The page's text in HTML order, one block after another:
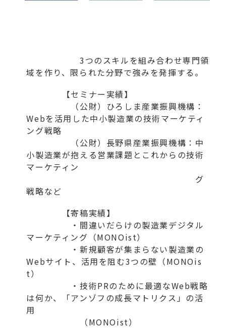
3つのスキルを組み合わせ専門領
域を作り、限られた分野で強みを発揮する。
【セミナー実績】
（公財）ひろしま産業振興機構：
Webを活用した中小製造業の技術マーケティ
ング戦略
（公財）長野県産業振興機構：中
小製造業が抱える営業課題とこれからの技術
マーケティン
グ
戦略など
【寄稿実績】
・間違いだらけの製造業デジタル
マーケティング（MONOist）
・新規顧客が集まらない製造業の
Webサイト、活用を阻む3つの壁（MONOis
t）
・技術PRのために最適なWeb戦略
は何か、「アンゾフの成長マトリクス」の活
用
（MONOist）